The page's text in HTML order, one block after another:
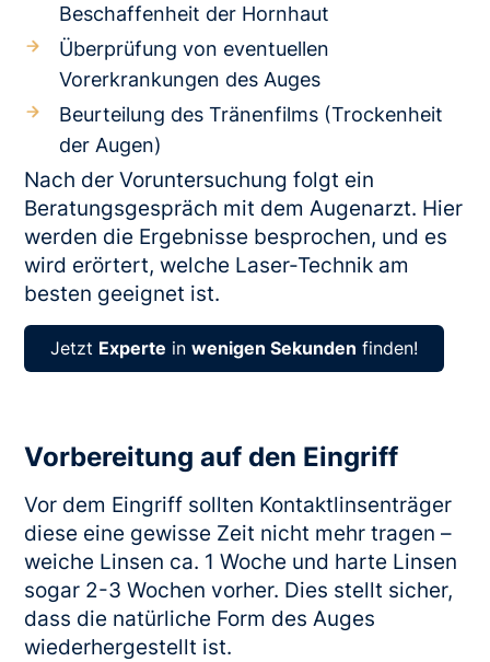
Beschaffenheit der Hornhaut
Überprüfung von eventuellen
Vorerkrankungen des Auges
Beurteilung des Tränenfilms (Trockenheit
der Augen)
Nach der Voruntersuchung folgt ein
Beratungsgespräch mit dem Augenarzt. Hier
werden die Ergebnisse besprochen, und es
wird erörtert, welche Laser-Technik am
besten geeignet ist.
Jetzt Experte inwenigen Sekunden finden!
Vorbereitung auf den Eingriff
Vor dem Eingriff sollten Kontaktlinsenträger
diese eine gewisse Zeit nicht mehr tragen –
weiche Linsen ca. 1 Woche und harte Linsen
sogar 2-3 Wochen vorher. Dies stellt sicher,
dass die natürliche Form des Auges
wiederhergestellt ist.